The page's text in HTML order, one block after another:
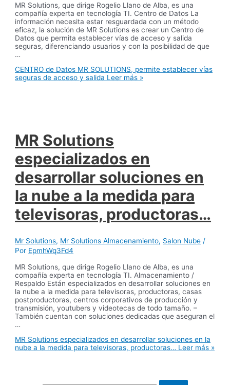
MR Solutions, que dirige Rogelio Llano de Alba, es una
compañía experta en tecnología TI. Centro de Datos La
información necesita estar resguardada con un método
eficaz, la solución de MR Solutions es crear un Centro de
Datos que permita establecer vías de acceso y salida
seguras, diferenciando usuarios y con la posibilidad de que
…
CENTRO de Datos MR SOLUTIONS, permite establecer vías
seguras de acceso y salida Leer más »
MR Solutions
especializados en
desarrollar soluciones en
la nube a la medida para
televisoras, productoras…
Mr Solutions, Mr Solutions Almacenamiento, Salon Nube /
Por EpmhWq3Fd4
MR Solutions, que dirige Rogelio Llano de Alba, es una
compañía experta en tecnología TI. Almacenamiento /
Respaldo Están especializados en desarrollar soluciones en
la nube a la medida para televisoras, productoras, casas
postproductoras, centros corporativos de producción y
transmisión, youtubers y videotecas de todo tamaño. –
También cuentan con soluciones dedicadas que aseguran el
…
MR Solutions especializados en desarrollar soluciones en la
nube a la medida para televisoras, productoras… Leer más »